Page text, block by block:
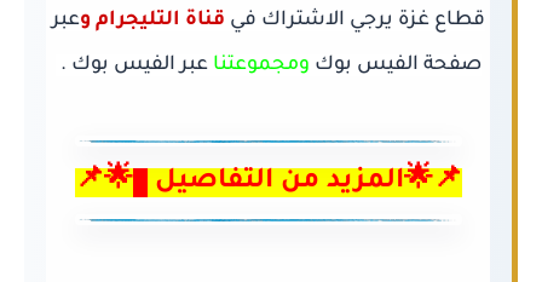
قطاع غزة يرجي الاشتراك في قناة التليجرام وعبر
صفحة الفيس بوك ومجموعتناعبر الفيس بوك .
📌🌟المزيد من التفاصيل 🌟📌